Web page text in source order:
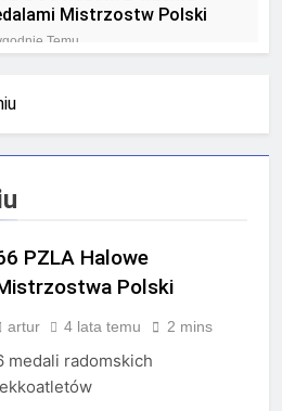
Mistrzostw Polski
Temu
Polski U23 w
Temu
PZLA Halowe
Polski
artur 4 lata temu 2 mins
medali radomskich